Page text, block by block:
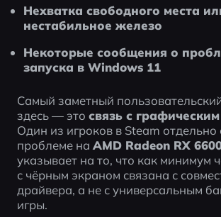
Нехватка свободного места
нестабильное железо
Некоторые сообщения о
запуска в Windows 11
Самый заметный
здесь — это связь с
Один из игроков в Steam
проблеме на AMD Radeon RX
указывает на то, что как минимум
с чёрным экраном связана с
драйвера, а не с универсальным
игры.